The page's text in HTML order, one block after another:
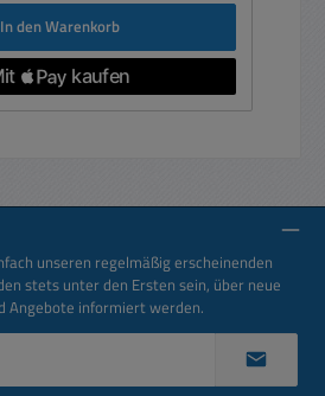
In den Warenkorb
unseren regelmäßig erscheinenden
stets unter den Ersten sein, über neue
Angebote informiert werden.